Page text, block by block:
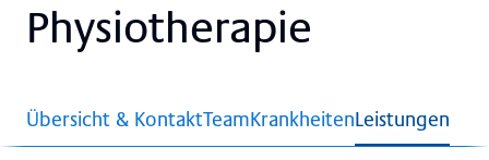
Phy­sio­the­ra­pie
Übersicht & KontaktTeamKrankheitenLeistungen